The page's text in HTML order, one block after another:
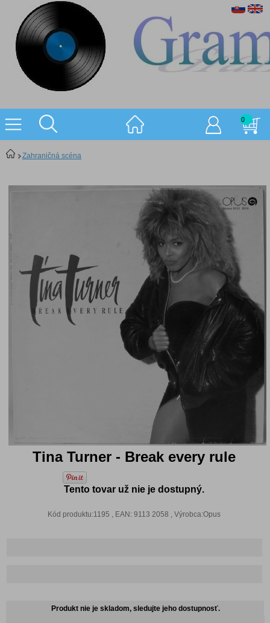
0
Zahraničná scéna
Tina Turner - Break every rule
Tento tovar už nie je dostupný.
Kód produktu:1195 , EAN: 9113 2058 , Výrobca:Opus
Produkt nie je skladom, sledujte jeho dostupnosť.